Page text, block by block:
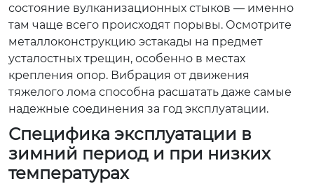
состояние вулканизационных стыков — именно
там чаще всего происходят порывы. Осмотрите
металлоконструкцию эстакады на предмет
усталостных трещин, особенно в местах
крепления опор. Вибрация от движения
тяжелого лома способна расшатать даже самые
надежные соединения за год эксплуатации.
Специфика эксплуатации в
зимний период и при низких
температурах